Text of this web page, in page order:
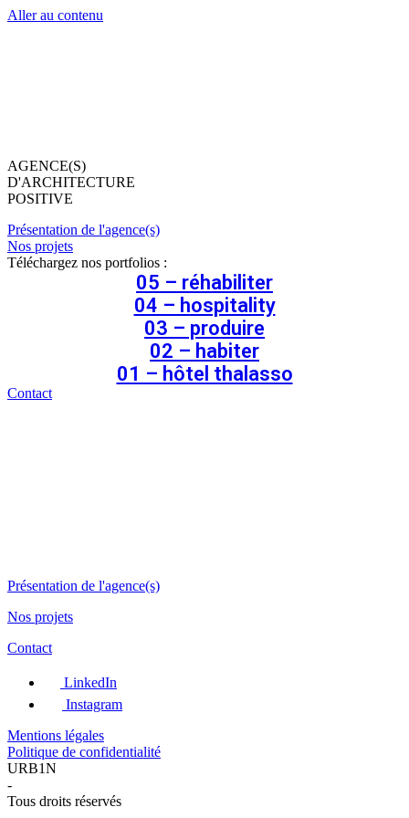
Aller au contenu
AGENCE(S)
D'ARCHITECTURE
POSITIVE
Présentation de l'agence(s)
Nos projets
Téléchargez nos portfolios :
05 – réhabiliter
04 – hospitality
03 – produire
02 – habiter
01 – hôtel thalasso
Contact
Présentation de l'agence(s)
Nos projets
Contact
LinkedIn
Instagram
Mentions légales
Politique de confidentialité
URB1N
-
Tous droits réservés